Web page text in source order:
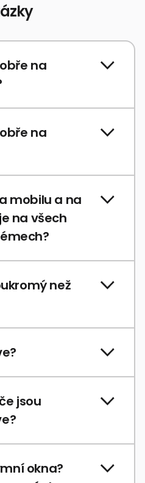
na
na
mobilu a na
na všech
než
jsou
okna?